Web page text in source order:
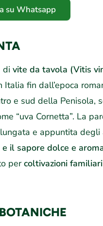
su Whatsapp
di vite da tavola (Vitis
fin dall’epoca
e sud della Penisola,
“uva Cornetta”. La
e appuntita degli
il sapore dolce e
percoltivazioni